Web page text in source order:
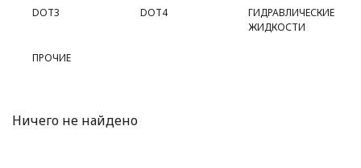
DOT3 DOT4
ГИДРАВЛИЧЕСКИЕ
ЖИДКОСТИ
ПРОЧИЕ
Ничего не найдено